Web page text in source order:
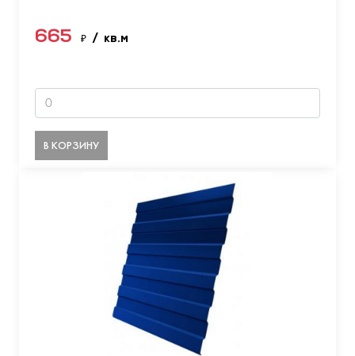
665 ₽ / кв.м
В КОРЗИНУ